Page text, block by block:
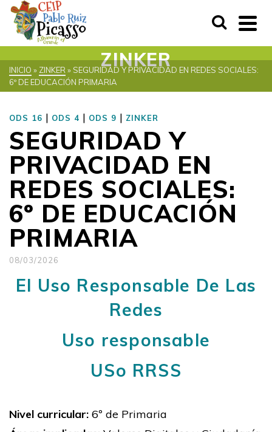
ZINKER
INICIO » ZINKER »SEGURIDAD Y PRIVACIDAD EN REDES SOCIALES:
6º DE EDUCACIÓN PRIMARIA
ODS 16 | ODS 4 | ODS 9 | ZINKER
SEGURIDAD Y
PRIVACIDAD EN
REDES SOCIALES:
6º DE EDUCACIÓN
PRIMARIA
08/03/2026
El Uso Responsable De Las
Redes
Uso responsable
USo RRSS
Nivel curricular: 6º de Primaria